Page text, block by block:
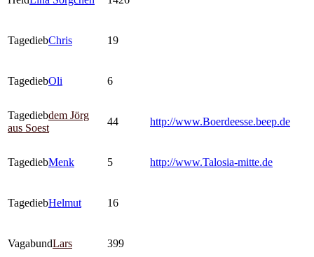
TagediebChris 19
TagediebOli 6
Tagediebdem Jörg
aus Soest
44 http://www.Boerdeesse.beep.de
TagediebMenk 5 http://www.Talosia-mitte.de
TagediebHelmut 16
VagabundLars 399